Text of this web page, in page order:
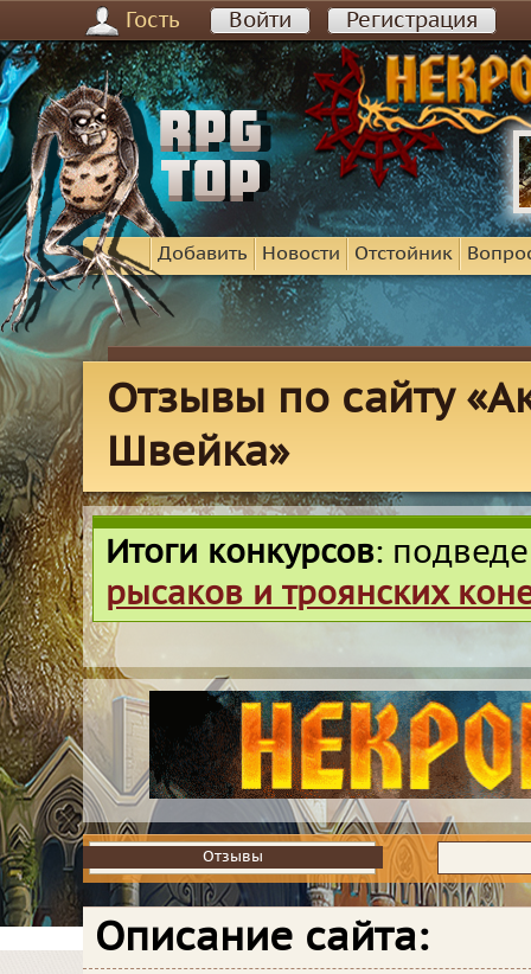
Гость Войти Регистрация
Добавить Новости Отстойник
Отзывы по сайту
Швейка»
Итоги конкурсов:
рысаков и троянских
Отзывы
Отзывы
Описание сайта: